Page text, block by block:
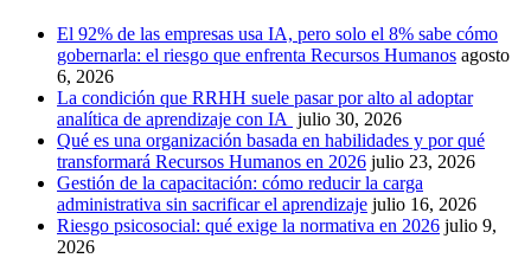
El 92% de las empresas usa IA, pero solo el 8% sabe cómo
gobernarla: el riesgo que enfrenta Recursos Humanos agosto
6, 2026
La condición que RRHH suele pasar por alto al adoptar
analítica de aprendizaje con IA julio 30, 2026
Qué es una organización basada en habilidades y por qué
transformará Recursos Humanos en 2026 julio 23, 2026
Gestión de la capacitación: cómo reducir la carga
administrativa sin sacrificar el aprendizaje julio 16, 2026
Riesgo psicosocial: qué exige la normativa en 2026 julio 9,
2026